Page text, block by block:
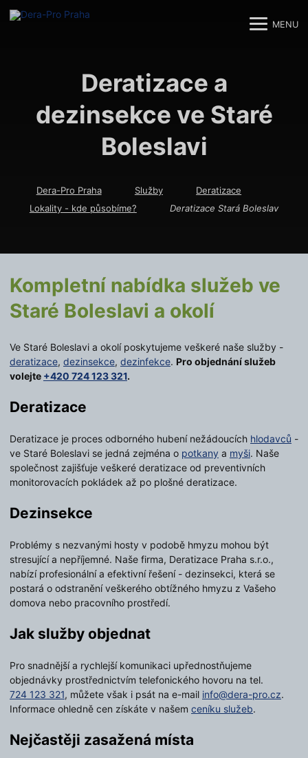
MENU
Deratizace a
dezinsekce ve Staré
Boleslavi
Dera-Pro Praha Služby
Deratizace
Lokality - kde působíme?
Deratizace Stará Boleslav
Kompletní nabídka služeb ve
Staré Boleslavi a okolí
Ve Staré Boleslavi a okolí poskytujeme veškeré naše služby -
deratizace, dezinsekce, dezinfekce. Pro objednání služeb
volejte +420 724 123 321.
Deratizace
Deratizace je proces odborného hubení nežádoucích hlodavců -
ve Staré Boleslavi se jedná zejména o potkany a myši. Naše
společnost zajišťuje veškeré deratizace od preventivních
monitorovacích pokládek až po plošné deratizace.
Dezinsekce
Problémy s nezvanými hosty v podobě hmyzu mohou být
stresující a nepříjemné. Naše firma, Deratizace Praha s.r.o.,
nabízí profesionální a efektivní řešení - dezinsekci, která se
postará o odstranění veškerého obtížného hmyzu z Vašeho
domova nebo pracovního prostředí.
Jak služby objednat
Pro snadnější a rychlejší komunikaci upřednostňujeme
objednávky prostřednictvím telefonického hovoru na tel.
724 123 321, můžete však i psát na e-mail info@dera-pro.cz.
Informace ohledně cen získáte v našem ceníku služeb.
Nejčastěji zasažená místa